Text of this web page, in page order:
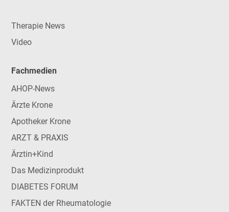
Therapie News
Video
Fachmedien
AHOP-News
Ärzte Krone
Apotheker Krone
ARZT & PRAXIS
Ärztin+Kind
Das Medizinprodukt
DIABETES FORUM
FAKTEN der Rheumatologie